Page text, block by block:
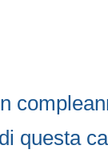
questa